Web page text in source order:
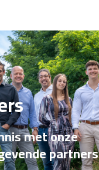
met onze
partners